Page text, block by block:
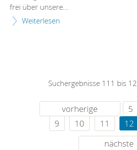
frei über unsere...
Weiterlesen
Suchergebnisse 111 bis
vorherige 5
9
10 11 12
nächste